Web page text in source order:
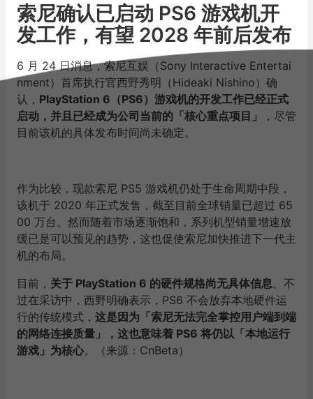
索尼确认已启动 PS6 游戏机开
发工作，有望 2028 年前后发布
6 月 24 日消息，索尼互娱（Sony Interactive Entertai
nment）首席执行官西野秀明（Hideaki Nishino）确
认， PlayStation 6（PS6）游戏机的开发工作已经正式
启动，并且已经成为公司当前的「核心重点项目」
，尽管
目前该机的具体发布时间尚未确定。
作为比较，现款索尼 PS5 游戏机仍处于生命周期中段，
该机于 2020 年正式发售，截至目前全球销量已超过 65
00 万台。然而随着市场逐渐饱和，系列机型销量增速放
缓已是可以预见的趋势，这也促使索尼加快推进下一代主
机的布局。
目前， 关于 PlayStation 6 的硬件规格尚无具体信息。不
过在采访中，西野明确表示，PS6 不会放弃本地硬件运
行的传统模式， 这是因为「索尼无法完全掌控用户端到端
的网络连接质量」，这也意味着 PS6 将仍以「本地运行
游戏」为核心。（来源：CnBeta）